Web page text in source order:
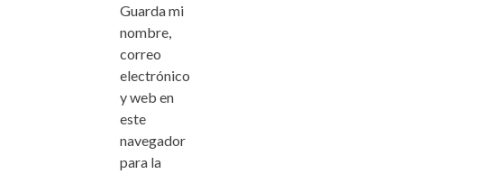
Guarda mi
nombre,
correo
electrónico
y web en
este
navegador
para la